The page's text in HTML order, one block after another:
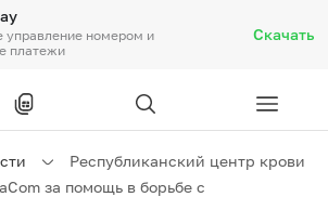
управление номером и
платежи
Скачать
Республиканский центр крови
за помощь в борьбе с